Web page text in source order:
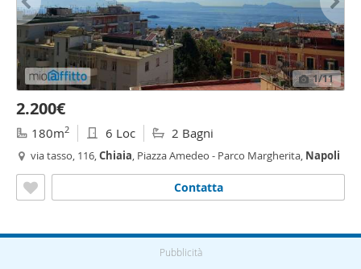
1/11
2.200€
180m2 6 Loc 2 Bagni
via tasso, 116,Chiaia, Piazza Amedeo - Parco Margherita, Napoli
Contatta
Pubblicità